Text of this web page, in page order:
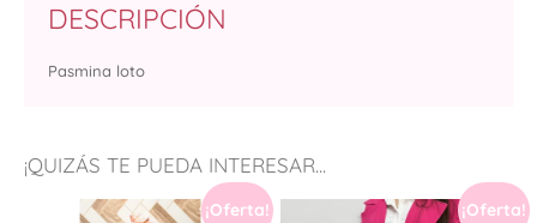
¡QUIZÁS TE PUEDA INTERESAR...
¡Oferta! ¡Oferta!
DESCRIPCIÓN
Pasmina loto